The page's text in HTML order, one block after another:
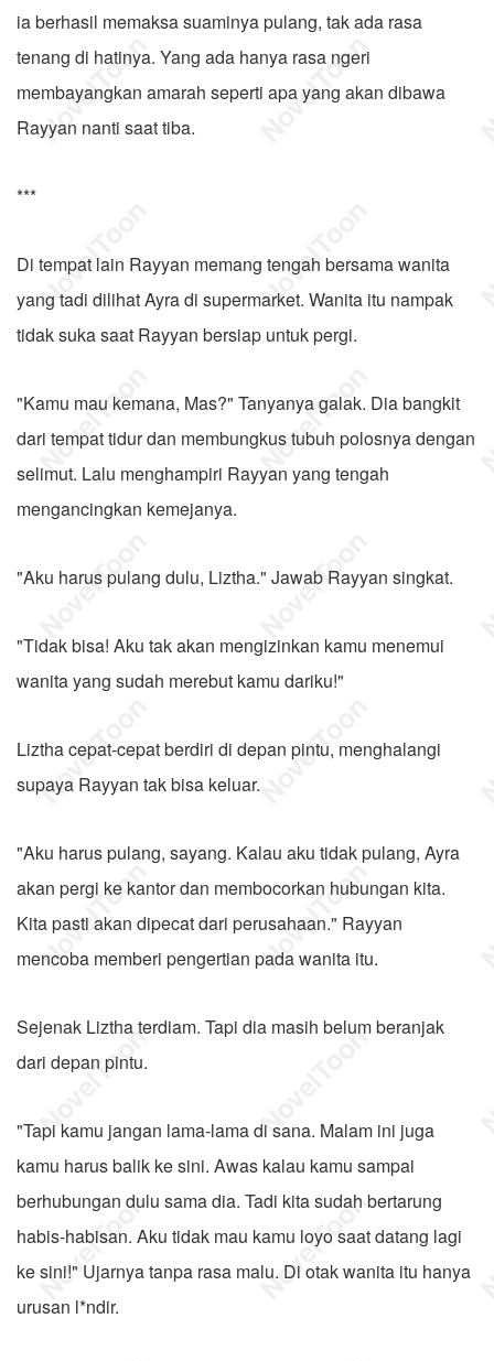
ia berhasil memaksa suaminya pulang, tak ada rasa
tenang di hatinya. Yang ada hanya rasa ngeri
membayangkan amarah seperti apa yang akan dibawa
Rayyan nanti saat tiba.
***
Di tempat lain Rayyan memang tengah bersama wanita
yang tadi dilihat Ayra di supermarket. Wanita itu nampak
tidak suka saat Rayyan bersiap untuk pergi.
"Kamu mau kemana, Mas?" Tanyanya galak. Dia bangkit
dari tempat tidur dan membungkus tubuh polosnya dengan
selimut. Lalu menghampiri Rayyan yang tengah
mengancingkan kemejanya.
"Aku harus pulang dulu, Liztha." Jawab Rayyan singkat.
"Tidak bisa! Aku tak akan mengizinkan kamu menemui
wanita yang sudah merebut kamu dariku!"
Liztha cepat-cepat berdiri di depan pintu, menghalangi
supaya Rayyan tak bisa keluar.
"Aku harus pulang, sayang. Kalau aku tidak pulang, Ayra
akan pergi ke kantor dan membocorkan hubungan kita.
Kita pasti akan dipecat dari perusahaan." Rayyan
mencoba memberi pengertian pada wanita itu.
Sejenak Liztha terdiam. Tapi dia masih belum beranjak
dari depan pintu.
"Tapi kamu jangan lama-lama di sana. Malam ini juga
kamu harus balik ke sini. Awas kalau kamu sampai
berhubungan dulu sama dia. Tadi kita sudah bertarung
habis-habisan. Aku tidak mau kamu loyo saat datang lagi
ke sini!" Ujarnya tanpa rasa malu. Di otak wanita itu hanya
urusan l*ndir.